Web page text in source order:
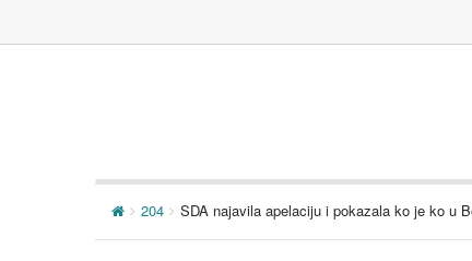
204 SDA najavila apelaciju i pokazala ko je ko u